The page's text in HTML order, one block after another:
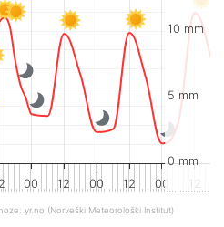
yr.no (Norveški Meteorološki Institut)
0 mm
5 mm
10 mm
00 12 00 12 00 12